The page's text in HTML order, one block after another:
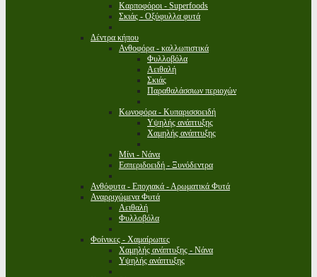
Καρποφόροι - Superfoods
Σκιάς - Οξύφυλλα φυτά
Δέντρα κήπου
Ανθοφόρα - καλλωπιστικά
Φυλλοβόλα
Αειθαλή
Σκιάς
Παραθαλάσσιων περιοχών
Κωνοφόρα - Κυπαρισσοειδή
Υψηλής ανάπτυξης
Χαμηλής ανάπτυξης
Μίνι - Νάνα
Εσπεριδοειδή - Ξυνόδεντρα
Ανθόφυτα - Εποχιακά - Αρωματικά Φυτά
Αναρριχώμενα Φυτά
Αειθαλή
Φυλλοβόλα
Φοίνικες - Χαμαίρωπες
Χαμηλής ανάπτυξης - Νάνα
Υψηλής ανάπτυξης